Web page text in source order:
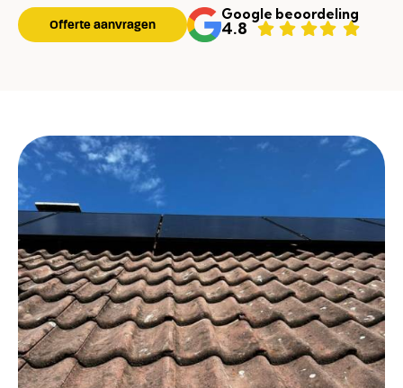
Offerte aanvragen
Google beoordeling
4.8